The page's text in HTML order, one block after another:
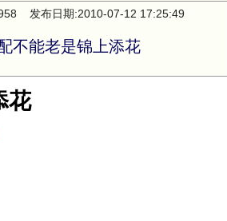
发布日期:2010-07-12 17:25:49
不能老是锦上添花
花